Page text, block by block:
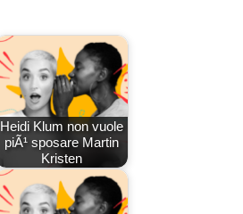
Heidi Klum non vuole
piÃ¹ sposare Martin
Kristen